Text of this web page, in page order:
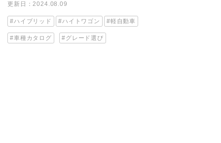
更新日：2024.08.09
ハイブリッド ハイトワゴン 軽自動車
車種カタログ グレード選び